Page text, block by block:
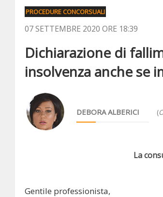
PROCEDURE CONCORSUALI
07 SETTEMBRE 2020 ORE 18:39
Dichiarazione di
insolvenza anche se
DEBORA ALBERICI (
La
Gentile professionista,